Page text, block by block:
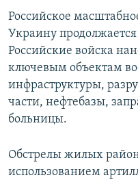
Российское
Украину продолжается
Российские войска
ключевым объектам
инфраструктуры,
части, нефтебазы,
больницы.
Обстрелы жилых
использованием